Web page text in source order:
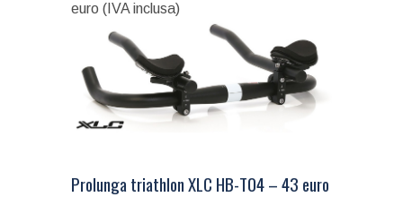
euro (IVA inclusa)
Prolunga triathlon XLC HB-T04 – 43 euro